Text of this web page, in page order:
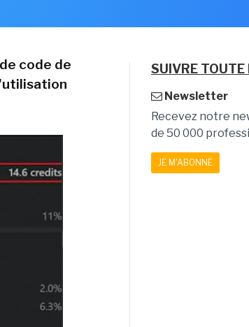
code de
SUIVRE
Newsletter
Recevez notre
de 50 000
JE M'ABONNE